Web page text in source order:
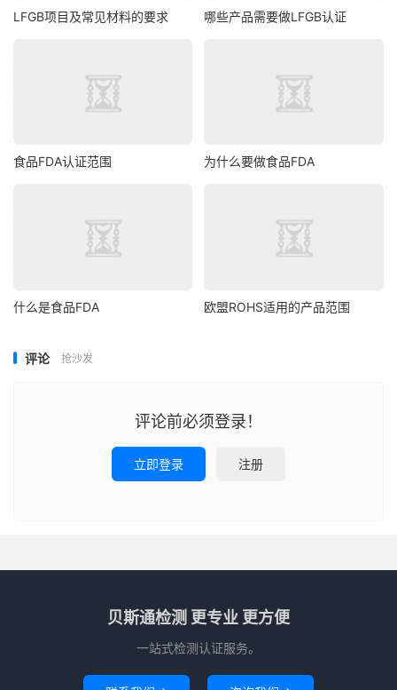
LFGB项目及常见材料的要求 哪些产品需要做LFGB认证
食品FDA认证范围 为什么要做食品FDA
什么是食品FDA 欧盟ROHS适用的产品范围
评论 抢沙发
评论前必须登录！
立即登录 注册
贝斯通检测 更专业 更方便
一站式检测认证服务。